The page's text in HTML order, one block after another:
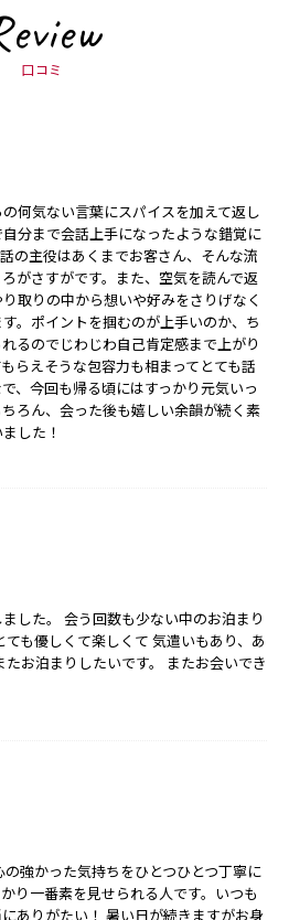
口コミ
何気ない言葉にスパイスを加えて返し
分まで会話上手になったような錯覚に
の主役はあくまでお客さん、そんな流
がさすがです。また、空気を読んで返
取りの中から想いや好みをさりげなく
。ポイントを掴むのが上手いのか、ち
るのでじわじわ自己肯定感まで上がり
らえそうな包容力も相まってとても話
、今回も帰る頃にはすっかり元気いっ
ろん、会った後も嬉しい余韻が続く素
した！
した。 会う回数も少ない中のお泊まり
も優しくて楽しくて 気遣いもあり、あ
お泊まりしたいです。 またお会いでき
強かった気持ちをひとつひとつ丁寧に
り一番素を見せられる人です。いつも
ありがたい！ 暑い日が続きますがお身